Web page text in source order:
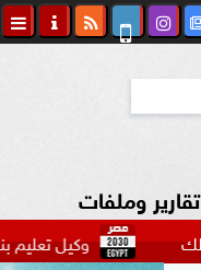
تقارير وملفات
وكيل تعليم بني سويف